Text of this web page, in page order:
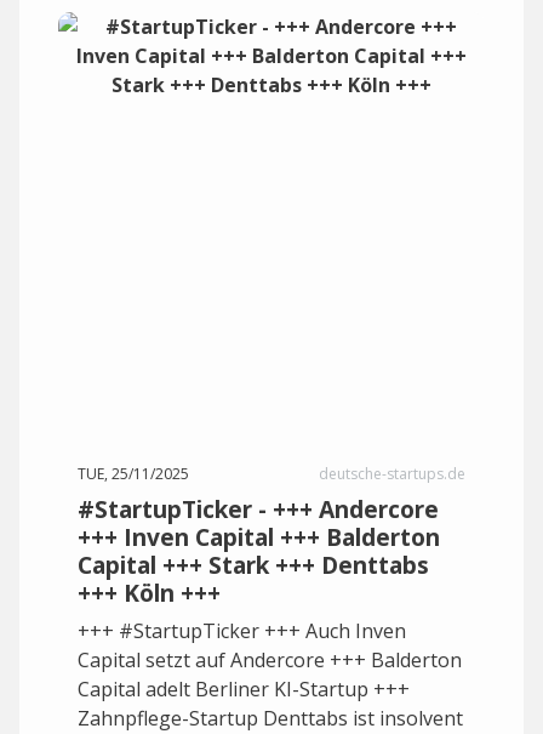
TUE, 25/11/2025 deutsche-startups.de
#StartupTicker - +++ Andercore
+++ Inven Capital +++ Balderton
Capital +++ Stark +++ Denttabs
+++ Köln +++
+++ #StartupTicker +++ Auch Inven
Capital setzt auf Andercore +++ Balderton
Capital adelt Berliner KI-Startup +++
Zahnpflege-Startup Denttabs ist insolvent